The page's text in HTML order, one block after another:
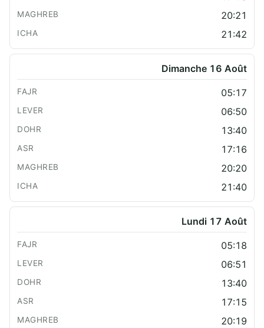
20:21
21:42
Dimanche 16 Août
05:17
06:50
13:40
17:16
20:20
21:40
Lundi 17 Août
05:18
06:51
13:40
17:15
20:19